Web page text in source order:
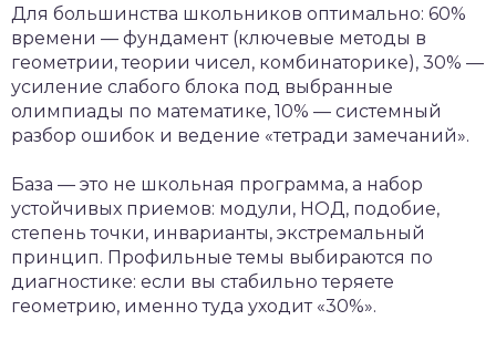
Для большинства школьников оптимально: 60%
времени — фундамент (ключевые методы в
геометрии, теории чисел, комбинаторике), 30% —
усиление слабого блока под выбранные
олимпиады по математике, 10% — системный
разбор ошибок и ведение «тетради замечаний».
База — это не школьная программа, а набор
устойчивых приемов: модули, НОД, подобие,
степень точки, инварианты, экстремальный
принцип. Профильные темы выбираются по
диагностике: если вы стабильно теряете
геометрию, именно туда уходит «30%».